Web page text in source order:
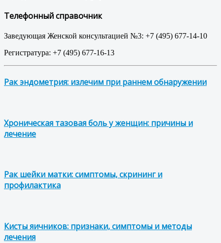
Телефонный справочник
Заведующая Женской консультацией №3: +7 (495) 677-14-10
Регистратура: +7 (495) 677-16-13
Рак эндометрия: излечим при раннем обнаружении
Хроническая тазовая боль у женщин: причины и
лечение
Рак шейки матки: симптомы, скрининг и
профилактика
Кисты яичников: признаки, симптомы и методы
лечения